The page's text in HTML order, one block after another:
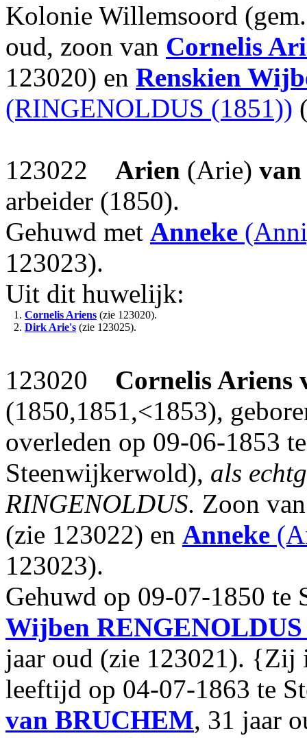
Kolonie Willemsoord
oud, zoon van Cornelis
123020) en Renskien
(RINGENOLDUS (1851))
123022 Arien (Arie)
arbeider (1850).
Gehuwd met Anneke
123023).
Uit dit huwelijk:
1. Cornelis Ariens (zie 123020).
2. Dirk Arie's (zie 123025).
123020 Cornelis Ariens
(1850,1851,<1853),
overleden op 09-06-1853
Steenwijkerwold), als
RINGENOLDUS. Zoon
(zie 123022) en Anneke
123023).
Gehuwd op 09-07-1850
Wijben RENGENOLDUS
jaar oud (zie 123021). {Zij
leeftijd op 04-07-1863 te
van BRUCHEM, 31 jaar